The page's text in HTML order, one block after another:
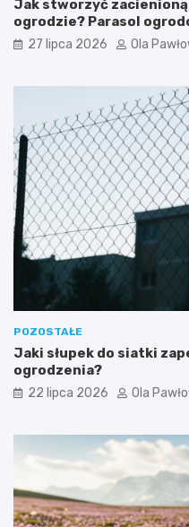
Jak stworzyć
ogrodzie? Parasol
27 lipca 2026 Ola
POZOSTAŁE
Jaki słupek do siatki
ogrodzenia?
22 lipca 2026 Ola